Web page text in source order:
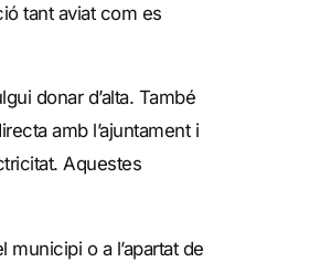
tant aviat com es
donar d’alta. També
amb l’ajuntament i
Aquestes
o a l’apartat de